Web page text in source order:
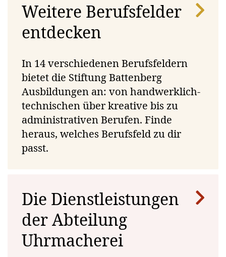
Interner
Stützunterricht
(bei Bedarf)
Moderne
Infrastruktur
Wohnmöglichkeit
Ausbildungsort
(Studio oder
WG)
Zweisprachige
Ausbildner:innen
(D & F)
Weitere Berufsfelder
entdecken
In 14 verschiedenen Berufsfeldern
bietet die Stiftung Battenberg
Ausbildungen an: von handwerklich-
technischen über kreative bis zu
administrativen Berufen. Finde
heraus, welches Berufsfeld zu dir
passt.
Die Dienstleistungen
der Abteilung
Uhrmacherei